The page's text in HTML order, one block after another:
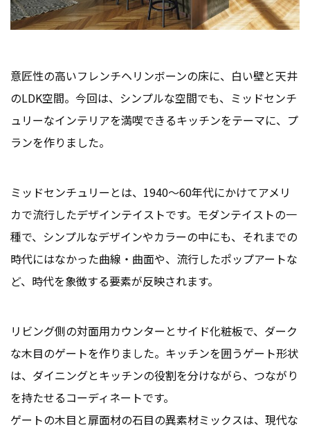
意匠性の高いフレンチヘリンボーンの床に、白い壁と天井
のLDK空間。今回は、シンプルな空間でも、ミッドセンチ
ュリーなインテリアを満喫できるキッチンをテーマに、プ
ランを作りました。
ミッドセンチュリーとは、1940～60年代にかけてアメリ
カで流行したデザインテイストです。モダンテイストの一
種で、シンプルなデザインやカラーの中にも、それまでの
時代にはなかった曲線・曲面や、流行したポップアートな
ど、時代を象徴する要素が反映されます。
リビング側の対面用カウンターとサイド化粧板で、ダーク
な木目のゲートを作りました。キッチンを囲うゲート形状
は、ダイニングとキッチンの役割を分けながら、つながり
を持たせるコーディネートです。
ゲートの木目と扉面材の石目の異素材ミックスは、現代な